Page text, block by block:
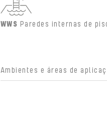
WWS Paredes internas de
Ambientes e áreas de